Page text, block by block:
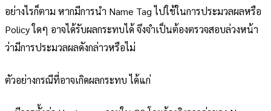
อย่างไรก็ตาม หากมีการนำ Name Tag ไปใช้ในการประมวลผลหรือ
Policy ใดๆ อาจได้รับผลกระทบได้ จึงจำเป็นต้องตรวจสอบล่วงหน้า
ว่ามีการประมวลผลดังกล่าวหรือไม่
ตัวอย่างกรณีที่อาจเกิดผลกระทบ ได้แก่